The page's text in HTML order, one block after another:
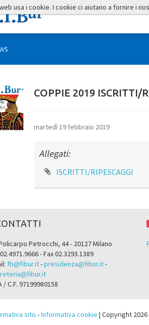
COPPIE 2019 ISCRITTI/
martedì 19 febbraio 2019
Allegati:
ISCRITTI/RIPESCAGGI
Petrocchi, 44 - 20127 Milano
- Fax 02.3293.1389
fb@fibur.it-presidenza@fibur.it-
/ C.F. 97199980158
sito -Informativa cookie | Copyright
usa i cookie. I cookie ci aiutano a fornire i